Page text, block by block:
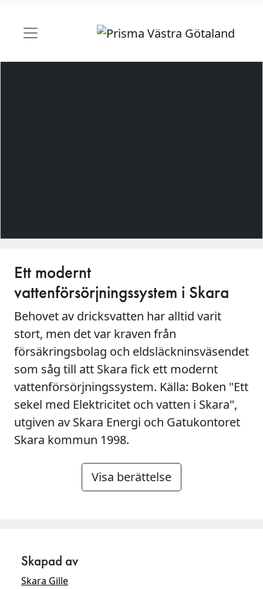
Ett modernt
vattenförsörjningssystem i Skara
Behovet av dricksvatten har alltid varit
stort, men det var kraven från
försäkringsbolag och eldsläckninsväsendet
som såg till att Skara fick ett modernt
vattenförsörjningssystem. Källa: Boken "Ett
sekel med Elektricitet och vatten i Skara",
utgiven av Skara Energi och Gatukontoret
Skara kommun 1998.
Visa berättelse
Skapad av
Skara Gille